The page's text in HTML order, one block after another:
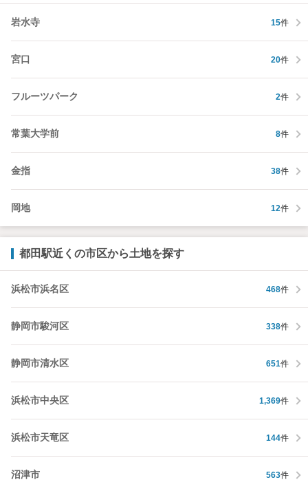
岩水寺 15件
宮口 20件
フルーツパーク 2件
常葉大学前 8件
金指 38件
岡地 12件
都田駅近くの市区から土地を探す
浜松市浜名区 468件
静岡市駿河区 338件
静岡市清水区 651件
浜松市中央区 1,369件
浜松市天竜区 144件
沼津市 563件